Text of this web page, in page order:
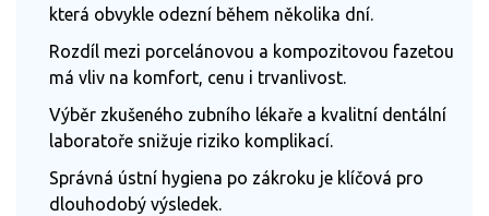
která obvykle odezní během několika dní.
Rozdíl mezi porcelánovou a kompozitovou fazetou
má vliv na komfort, cenu i trvanlivost.
Výběr zkušeného zubního lékaře a kvalitní dentální
laboratoře snižuje riziko komplikací.
Správná ústní hygiena po zákroku je klíčová pro
dlouhodobý výsledek.